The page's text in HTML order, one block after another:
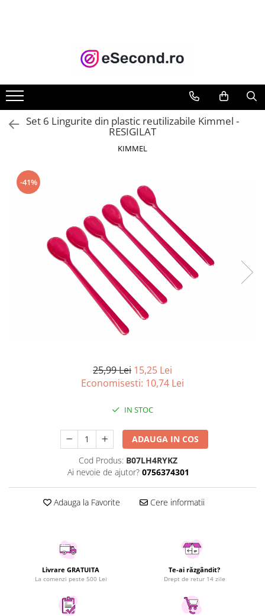
Accesorii Auto
Anvelope & Jante
Covorase auto
Echipamente pentru Atelier
Moto
Reparatii si echipamente auto
Casa, Gradina & Bricolaj
Accesorii usi
Bucatarie & Servire
Curatenie si intretinere
Organizare si depozitare
Silicon, spume si solutii tehnice
Uscatoare rufe
Utilaje si materiale de constructii
Laptop, Tablete & Telefoane
Laptopuri si Accesorii
Set 6 Lingurite din plastic reutilizabile Kimmel -
RESIGILAT
KIMMEL
-41%
25,99 Lei 15,25 Lei
Economisesti: 10,74 Lei
IN STOC
ADAUGA IN COS
Cod Produs: B07LH4RYKZ
Ai nevoie de ajutor? 0756374301
Adauga la Favorite Cere informatii
Livrare GRATUITA
La comenzi peste 500 Lei
Te-ai răzgândit?
Drept de retur 14 zile